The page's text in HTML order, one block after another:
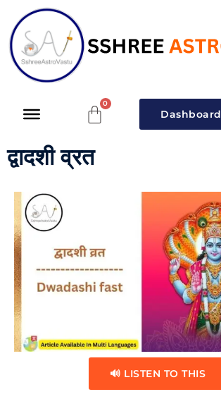
Dashboard
द्वादशी व्रत
🔊 LISTEN TO THIS